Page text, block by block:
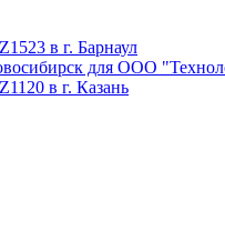
в г. Барнаул
для ООО
в г. Казань